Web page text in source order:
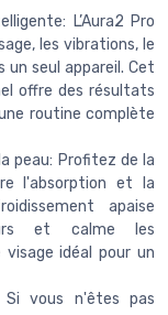
L’Aura2 Pro
les vibrations, le
un seul appareil. Cet
offre des résultats
routine complète
peau: Profitez de la
l'absorption et la
apaise
et calme les
idéal pour un
vous n'êtes pas